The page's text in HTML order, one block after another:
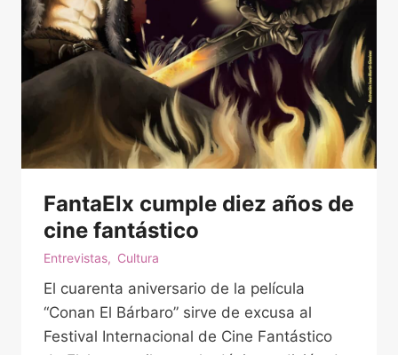
i
s
t
a
l
u
r
a
–
V
i
FantaElx cumple diez años de
cine fantástico
Entrevistas, Cultura
El cuarenta aniversario de la película
“Conan El Bárbaro” sirve de excusa al
Festival Internacional de Cine Fantástico